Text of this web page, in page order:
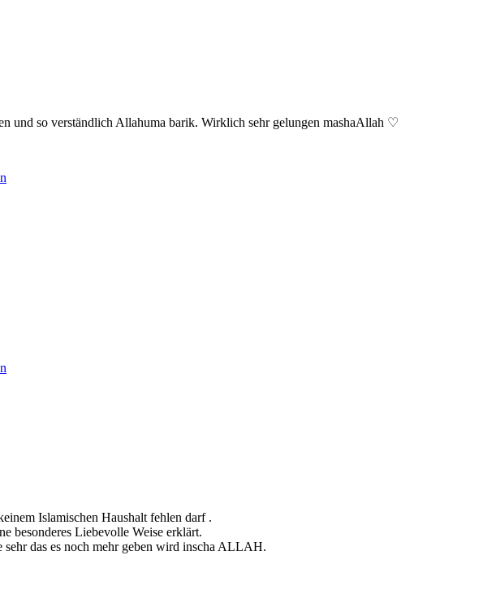
und so verständlich Allahuma barik. Wirklich sehr gelungen mashaAllah ♡
Islamischen Haushalt fehlen darf .
besonderes Liebevolle Weise erklärt.
das es noch mehr geben wird inscha ALLAH.